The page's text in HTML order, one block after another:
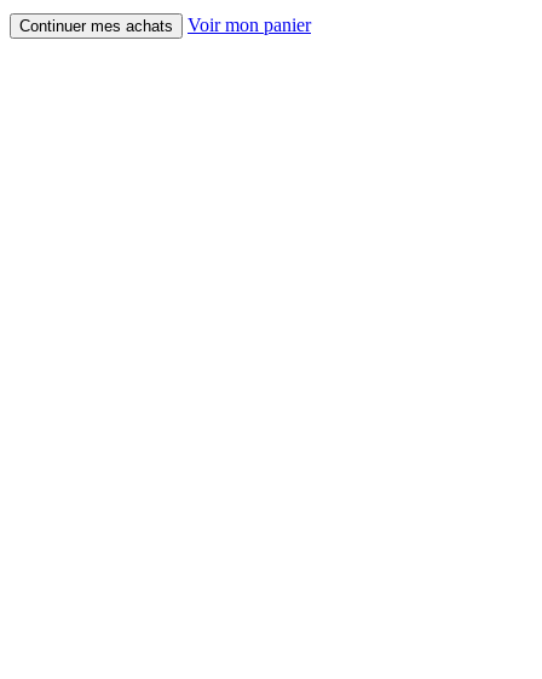
Continuer mes achats Voir mon panier